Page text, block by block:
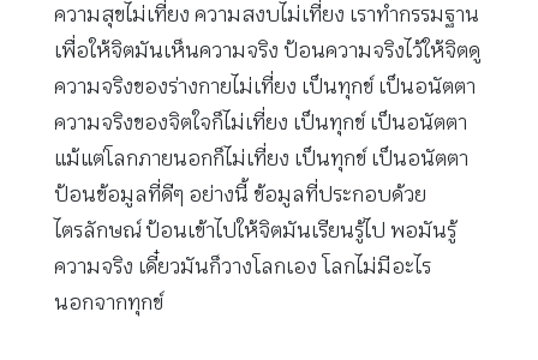
ความสุขไม่เที่ยง ความสงบไม่เที่ยง เราทำกรรมฐาน
เพื่อให้จิตมันเห็นความจริง ป้อนความจริงไว้ให้จิตดู
ความจริงของร่างกายไม่เที่ยง เป็นทุกข์ เป็นอนัตตา
ความจริงของจิตใจก็ไม่เที่ยง เป็นทุกข์ เป็นอนัตตา
แม้แต่โลกภายนอกก็ไม่เที่ยง เป็นทุกข์ เป็นอนัตตา
ป้อนข้อมูลที่ดีๆ อย่างนี้ ข้อมูลที่ประกอบด้วย
ไตรลักษณ์ ป้อนเข้าไปให้จิตมันเรียนรู้ไป พอมันรู้
ความจริง เดี๋ยวมันก็วางโลกเอง โลกไม่มีอะไร
นอกจากทุกข์